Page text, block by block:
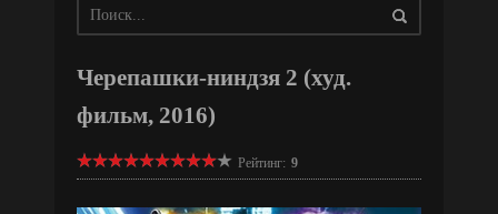
Черепашки-ниндзя 2 (худ.
фильм, 2016)
Рейтинг: 9